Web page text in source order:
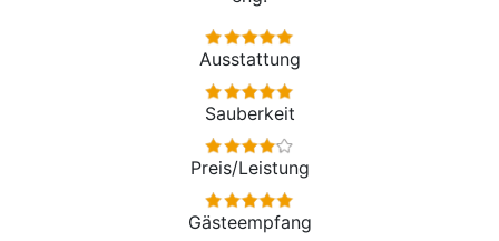
Ausstattung
Sauberkeit
Preis/Leistung
Gästeempfang